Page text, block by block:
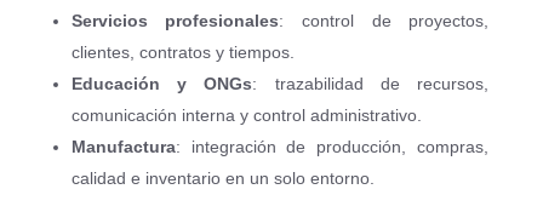
Servicios profesionales: control de proyectos,
clientes, contratos y tiempos.
Educación y ONGs: trazabilidad de recursos,
comunicación interna y control administrativo.
Manufactura: integración de producción, compras,
calidad e inventario en un solo entorno.